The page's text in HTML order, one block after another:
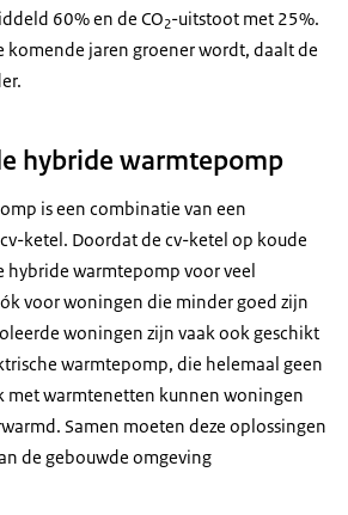
60% en de CO2-uitstoot met 25%.
komende jaren groener wordt, daalt de
hybride warmtepomp
is een combinatie van een
ketel. Doordat de cv-ketel op koude
hybride warmtepomp voor veel
voor woningen die minder goed zijn
woningen zijn vaak ook geschikt
warmtepomp, die helemaal geen
met warmtenetten kunnen woningen
Samen moeten deze oplossingen
de gebouwde omgeving